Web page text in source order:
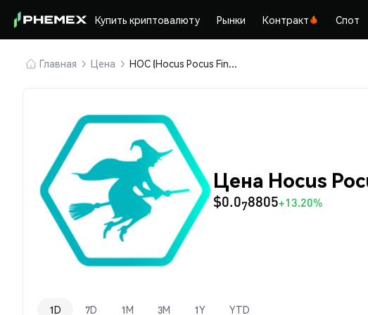
Купить криптовалюту Рынки Контракт Спот
Главная Цена HOC (Hocus Pocus Finance)
Цена Hocus
$0.078805+13.20%
1D 7D 1M 3M 1Y YTD